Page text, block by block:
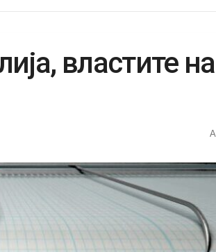
властите на
A